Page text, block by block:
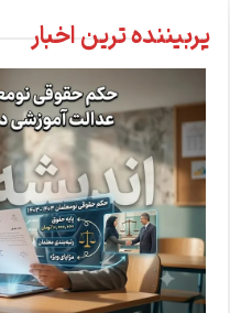
پربیننده ترین اخبار